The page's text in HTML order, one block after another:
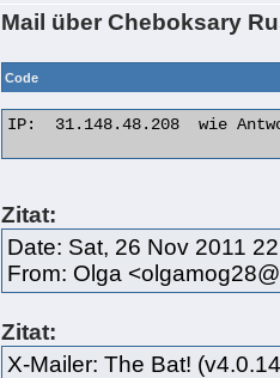
Mail über Cheboksary
Code
IP:  31.148.48.208  wie
Zitat:
Date: Sat, 26 Nov 2011
From: Olga
Zitat:
X-Mailer: The Bat!